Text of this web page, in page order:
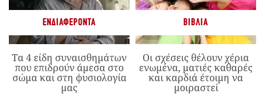
ΕΝΔΙΑΦΈΡΟΝΤΑ
Τα 4 είδη συναισθημάτων
που επιδρούν άμεσα στο
σώμα και στη φυσιολογία
μας
ΒΙΒΛΊΑ
Οι σχέσεις θέλουν χέρια
ενωμένα, ματιές καθαρές
και καρδιά έτοιμη να
μοιραστεί